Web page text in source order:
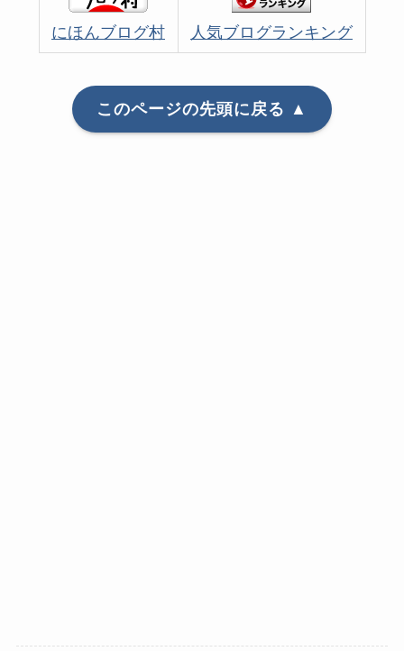
にほんブログ村 人気ブログランキング
このページの先頭に戻る ▲